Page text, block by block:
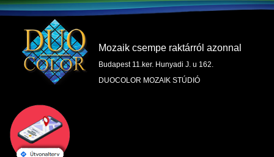
Mozaik csempe raktárról azonnal
Budapest 11.ker. Hunyadi J. u 162.
DUOCOLOR MOZAIK STÚDIÓ